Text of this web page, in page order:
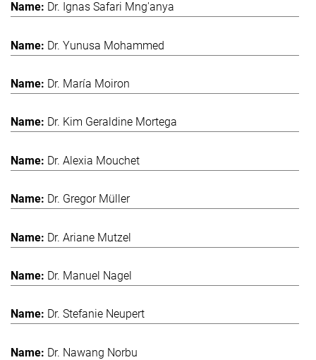
Dr. Ignas Safari Mng'anya
Dr. Yunusa Mohammed
Dr. María Moiron
Dr. Kim Geraldine Mortega
Dr. Alexia Mouchet
Dr. Gregor Müller
Dr. Ariane Mutzel
Dr. Manuel Nagel
Dr. Stefanie Neupert
Dr. Nawang Norbu